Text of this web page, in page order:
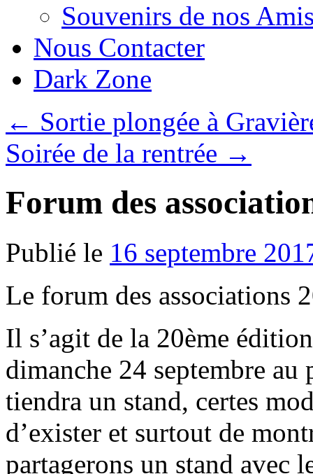
Souvenirs de nos
Nous Contacter
Dark Zone
← Sortie plongée à
Soirée de la rentrée →
Forum des
Publié le 16 septembre
Le forum des associations
Il s’agit de la 20ème
dimanche 24 septembre
tiendra un stand, certes
d’exister et surtout de
partagerons un stand avec